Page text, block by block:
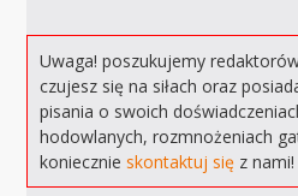
Uwaga! poszukujemy
czujesz się na siłach oraz
pisania o swoich
hodowlanych, rozmnożeniach
koniecznieskontaktuj się z nami!